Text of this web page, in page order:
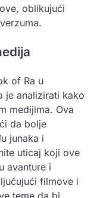
oblikujući
of Ra u
je analizirati kako
medijima. Ova
da bolje
junaka i
uticaj koji ove
avanture i
filmove i
teme da bi